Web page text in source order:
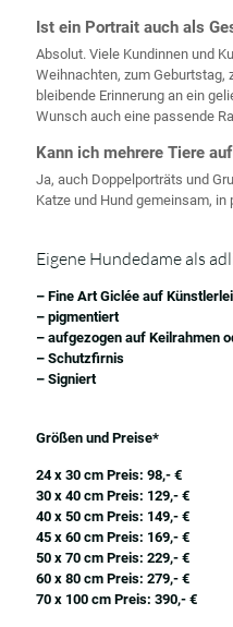
Ist ein Portrait auch als
Absolut. Viele Kundinnen und
Weihnachten, zum Geburtstag,
bleibende Erinnerung an ein
Wunsch auch eine passende
Kann ich mehrere Tiere
Ja, auch Doppelporträts und
Katze und Hund gemeinsam,
Eigene Hundedame als
– Fine Art Giclée auf
– pigmentiert
– aufgezogen auf Keilrahmen
– Schutzfirnis
– Signiert
Größen und Preise*
24 x 30 cm Preis: 98,- €
30 x 40 cm Preis: 129,- €
40 x 50 cm Preis: 149,- €
45 x 60 cm Preis: 169,- €
50 x 70 cm Preis: 229,- €
60 x 80 cm Preis: 279,- €
70 x 100 cm Preis: 390,- €